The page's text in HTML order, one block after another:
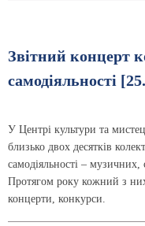
Звітний концерт
самодіяльності
У Центрі культури та
близько двох десятків
самодіяльності –
Протягом року кожний з
концерти, конкурси.